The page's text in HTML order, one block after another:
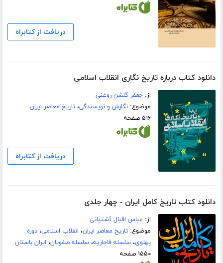
دریافت از کتابراه
دانلود کتاب درباره تاریخ نگاری انقلاب اسلامی
از:جعفر گلشن روغنی
موضوع:نگارش و نویسندگی،تاریخ معاصر ایران
۵۱۶ صفحه
دریافت از کتابراه
دانلود کتاب تاریخ کامل ایران - چهار جلدی
از: عباس اقبال آشتیانی
موضوع:تاریخ معاصر ایران، انقلاب اسلامی،دوره
پهلوی،سلسله قاجاریه،سلسله صفویان، ایران باستان
۱۵۵۰ صفحه